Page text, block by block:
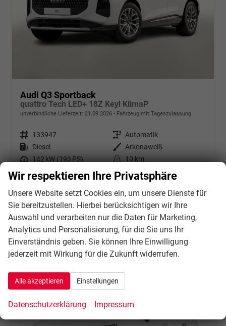
Audi Q3 Sportback
quattro Tech LED+ 18Z Keyl KlimaP
unverbindliche Lieferzeit: 21.09.2026 Fahrzeug mit Tageszulassung
Fahrzeugnr. 133947 Getriebe Automatik
Kraftstoff Diesel Außenfarbe Arkonaweiß
Leistung 142 kW (193 PS) Kilometerstand
10 km
31.07.2026
49.934,– € Details
Verbrauch kombiniert:
6,20 l/100km
CO2 -Klasse: F
CO2-Emissionen:162,00 g/km
Wir respektieren Ihre Privatsphäre
Unsere Website setzt Cookies ein, um unsere Dienste für
Sie bereitzustellen. Hierbei berücksichtigen wir Ihre
Auswahl und verarbeiten nur die Daten für Marketing,
Analytics und Personalisierung, für die Sie uns Ihr
Einverständnis geben. Sie können Ihre Einwilligung
jederzeit mit Wirkung für die Zukunft widerrufen.
Alle akzeptieren Einstellungen
Datenschutzerklärung Impressum